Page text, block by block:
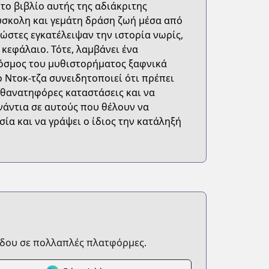
βιβλίο αυτής της αδιάκριτης
και γεμάτη δράση ζωή μέσα από
εγκατέλειψαν την ιστορία νωρίς,
Τότε, λαμβάνει ένα
του μυθιστορήματος ξαφνικά
τζα συνειδητοποιεί ότι πρέπει
καταστάσεις και να
σε αυτούς που θέλουν να
και να γράψει ο ίδιος την κατάληξή
σε πολλαπλές πλατφόρμες.